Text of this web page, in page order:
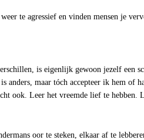
te agressief en vinden mensen je
is eigenlijk gewoon jezelf een
anders, maar tóch accepteer ik hem of
ook. Leer het vreemde lief te hebben.
oor te steken, elkaar af te